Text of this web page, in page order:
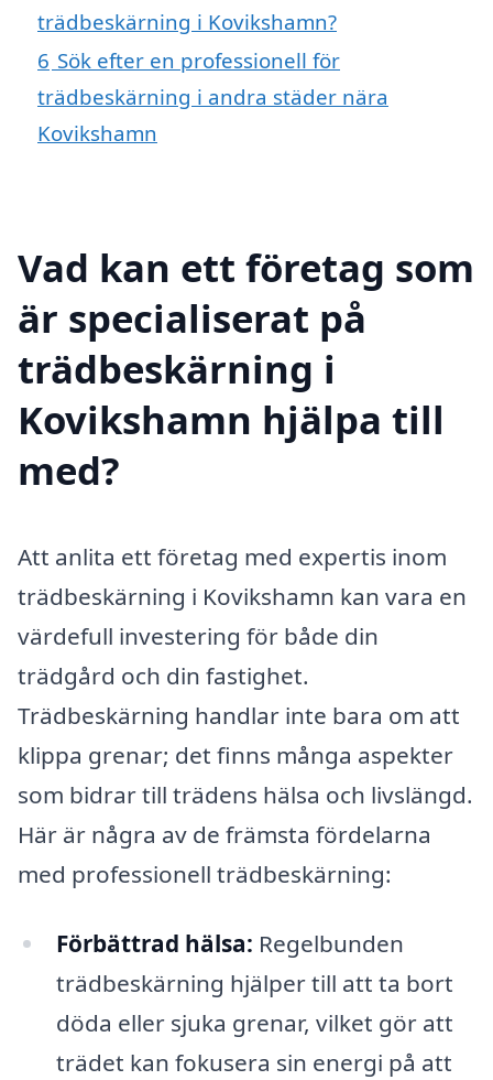
trädbeskärning i Kovikshamn?
6 Sök efter en professionell för
trädbeskärning i andra städer nära
Kovikshamn
Vad kan ett företag som
är specialiserat på
trädbeskärning i
Kovikshamn hjälpa till
med?
Att anlita ett företag med expertis inom
trädbeskärning i Kovikshamn kan vara en
värdefull investering för både din
trädgård och din fastighet.
Trädbeskärning handlar inte bara om att
klippa grenar; det finns många aspekter
som bidrar till trädens hälsa och livslängd.
Här är några av de främsta fördelarna
med professionell trädbeskärning:
Förbättrad hälsa: Regelbunden
trädbeskärning hjälper till att ta bort
döda eller sjuka grenar, vilket gör att
trädet kan fokusera sin energi på att